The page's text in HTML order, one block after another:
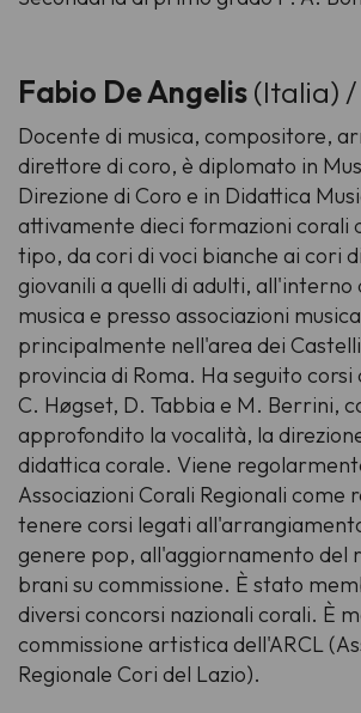
Fabio De Angelis(Italia)
Docente di musica, compositore,
direttore di coro, è diplomato in
Direzione di Coro e in Didattica
attivamente dieci formazioni corali
tipo, da cori di voci bianche ai cori
giovanili a quelli di adulti, all'interno
musica e presso associazioni
principalmente nell'area dei
provincia di Roma. Ha seguito corsi
C. Høgset, D. Tabbia e M. Berrini,
approfondito la vocalità, la
didattica corale. Viene
Associazioni Corali Regionali come
tenere corsi legati
genere pop, all'aggiornamento del
brani su commissione. È stato
diversi concorsi nazionali corali. È
commissione artistica dell'ARCL
Regionale Cori del Lazio).